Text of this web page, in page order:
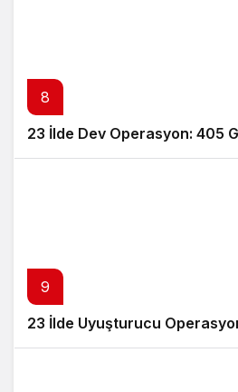
8
23 İlde Dev Operasyon: 405
9
23 İlde Uyuşturucu